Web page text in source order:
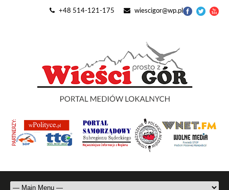
+48 514-121-175 wiescigor@wp.pl